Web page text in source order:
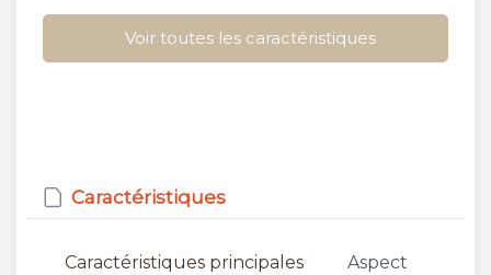
Voir toutes les caractéristiques
Caractéristiques
Caractéristiques principales Aspect